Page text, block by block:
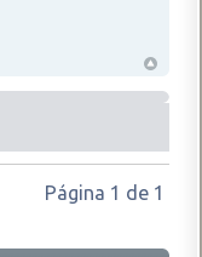
Página 1 de 1